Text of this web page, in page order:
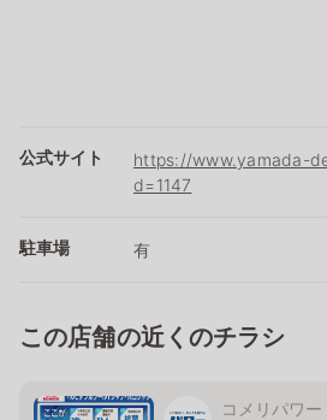
公式サイト
https://www.yamada-
d=1147
駐車場 有
この店舗の近くのチラシ
コメリパワー